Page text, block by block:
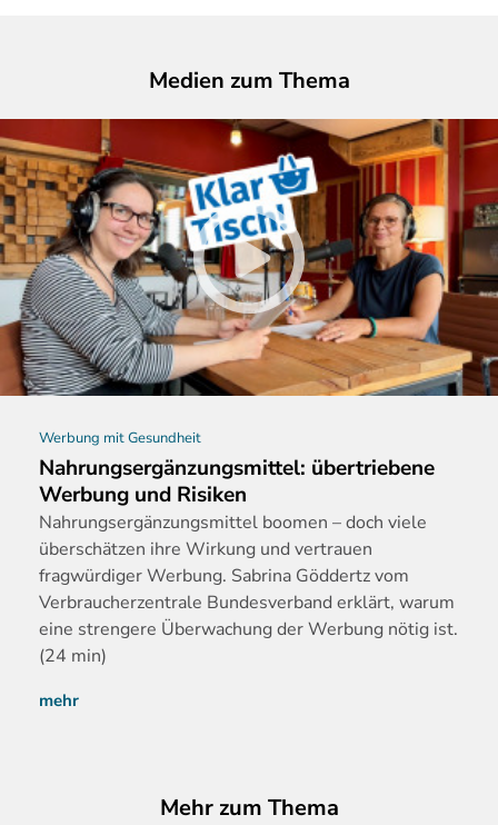
Medien zum Thema
Werbung mit Gesundheit
Nahrungsergänzungsmittel: übertriebene
Werbung und Risiken
Nahrungsergänzungsmittel boomen – doch viele
überschätzen ihre Wirkung und vertrauen
fragwürdiger Werbung. Sabrina Göddertz vom
Verbraucherzentrale Bundesverband erklärt, warum
eine strengere Überwachung der Werbung nötig ist.
(24 min)
mehr
Mehr zum Thema